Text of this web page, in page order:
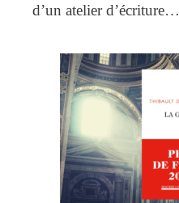
d’un atelier